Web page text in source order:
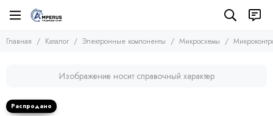
Электронные компоненты
Микросхемы
Микроконтроллеры
Другие микросхемы
Транзисторы
Тиристоры и симисторы
Главная Каталог Электронные компоненты Микросхемы
Изображение носит справочный характер